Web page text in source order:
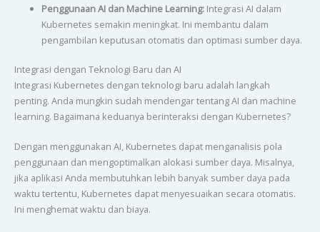
Penggunaan AI dan Machine Learning:Integrasi AI dalam
Kubernetes semakin meningkat. Ini membantu dalam
pengambilan keputusan otomatis dan optimasi sumber daya.
Integrasi dengan Teknologi Baru dan AI
Integrasi Kubernetes dengan teknologi baru adalah langkah
penting. Anda mungkin sudah mendengar tentang AI dan machine
learning. Bagaimana keduanya berinteraksi dengan Kubernetes?
Dengan menggunakan AI, Kubernetes dapat menganalisis pola
penggunaan dan mengoptimalkan alokasi sumber daya. Misalnya,
jika aplikasi Anda membutuhkan lebih banyak sumber daya pada
waktu tertentu, Kubernetes dapat menyesuaikan secara otomatis.
Ini menghemat waktu dan biaya.